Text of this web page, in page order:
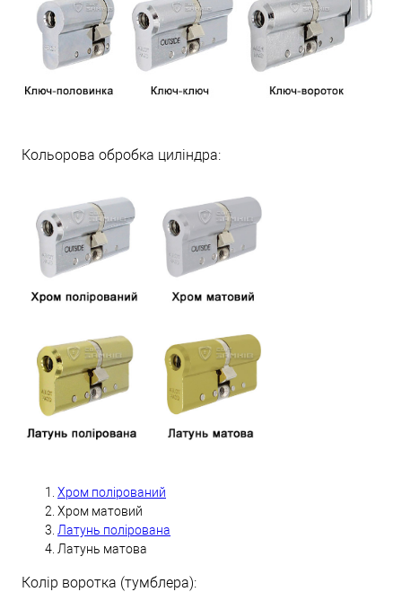
Кольорова обробка циліндра:
Хром полірований
Хром матовий
Латунь полірована
Латунь матова
Колір воротка (тумблера):